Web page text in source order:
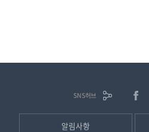
SNS허브
알림사항